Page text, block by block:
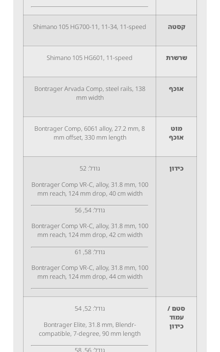
קסטה Shimano 105 HG700-11, 11-34, 11-speed
שרשרת Shimano 105 HG601, 11-speed
אוכף
Bontrager Arvada Comp, steel rails, 138
mm width
מוט
אוכף
Bontrager Comp, 6061 alloy, 27.2 mm, 8
mm offset, 330 mm length
כידון
גודל: 52
Bontrager Comp VR-C, alloy, 31.8 mm, 100
mm reach, 124 mm drop, 40 cm width
גודל: 54, 56
Bontrager Comp VR-C, alloy, 31.8 mm, 100
mm reach, 124 mm drop, 42 cm width
גודל: 58, 61
Bontrager Comp VR-C, alloy, 31.8 mm, 100
mm reach, 124 mm drop, 44 cm width
סטם /
עמוד
כידון
גודל: 52, 54
Bontrager Elite, 31.8 mm, Blendr-
compatible, 7-degree, 90 mm length
גודל: 56, 58